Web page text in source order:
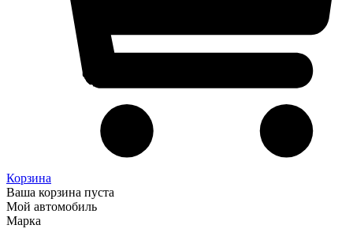
Корзина
Ваша корзина пуста
Мой автомобиль
Марка